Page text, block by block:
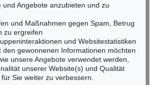
58 80-038
58 80-595
164
und Angebote anzubieten und zu
und Maßnahmen gegen Spam, Betrug
zu ergreifen
und Websitestatistiken
den gewonnenen Informationen möchten
unsere Angebote verwendet werden,
unserer Website(s) und Qualität
Sie weiter zu verbessern.